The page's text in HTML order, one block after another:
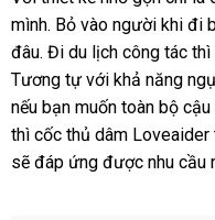
Egg
rẻ
nhất
rất
đa
dạng
thiết
kế
mìnhmới
nhất
. Bỏ vào người khi đi
đâuthông
minh
. Đi du lịch công tác
giá
thì
Tương tự facebook
với khả năng
nếu bạn muốn toàn bộ cậu
thì cốc thủ dâm
sẽ đáp ứng Đài
được nhu cầu